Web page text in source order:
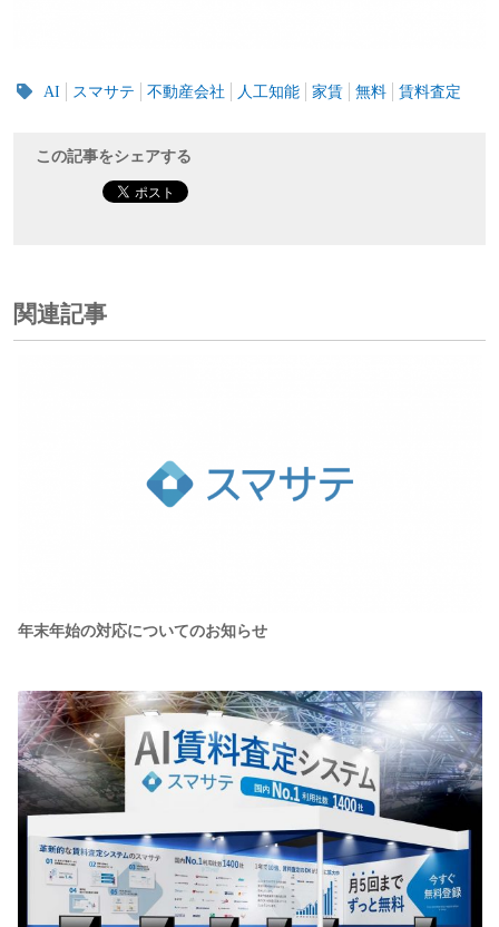
AI スマサテ 不動産会社 人工知能 家賃 無料 賃料査定
この記事をシェアする
関連記事
年末年始の対応についてのお知らせ